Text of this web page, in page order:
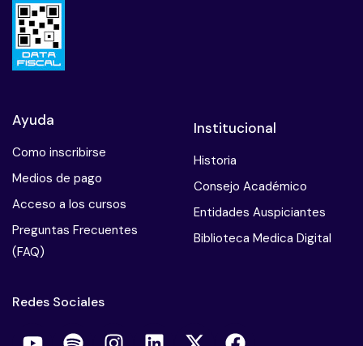
Ayuda
Como inscribirse
Medios de pago
Acceso a los cursos
Preguntas Frecuentes
(FAQ)
Institucional
Historia
Consejo Académico
Entidades Auspiciantes
Biblioteca Medica Digital
Redes Sociales